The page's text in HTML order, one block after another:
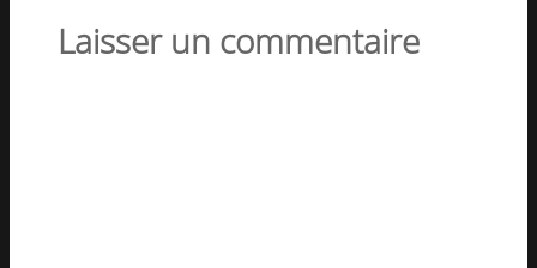
Laisser un commentaire